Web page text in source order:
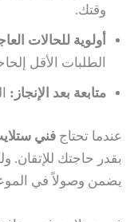
وقتك.
أولوية للحالات
الطلبات الأقل
متابعة بعد الإنجاز:
عندما تحتاج فني
بقدر حاجتك للإتقان.
يضمن وصولاً في